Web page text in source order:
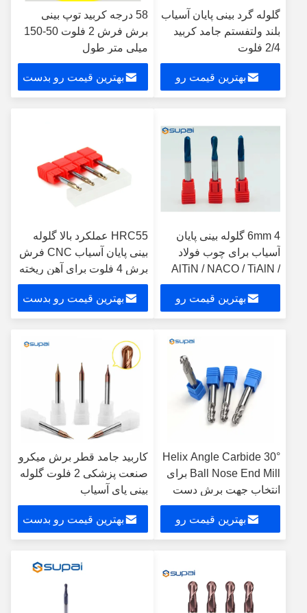
گلوله گرد بینی پایان آسیاب
بلند ولتفستم جامد کربید
2/4 فلوت
بهترین قیمت رو
58 درجه کربید توپ بینی
برش فرش 2 فلوت 50-150
میلی متر طول
بهترین قیمت رو بدست
4 6mm گلوله بینی پایان
آسیاب برای چوب فولاد
AlTiN / NACO / TiAlN /
TiSiN پوشش
بهترین قیمت رو
HRC55 عملکرد بالا گلوله
بینی پایان آسیاب CNC فرش
برش 4 فلوت برای آهن ریخته
بهترین قیمت رو بدست
30° Helix Angle Carbide
Ball Nose End Mill برای
انتخاب جهت برش دست
راست
بهترین قیمت رو
کاربید جامد قطر برش میکرو
صنعت پزشکی 2 فلوت گلوله
بینی پای آسیاب
بهترین قیمت رو بدست